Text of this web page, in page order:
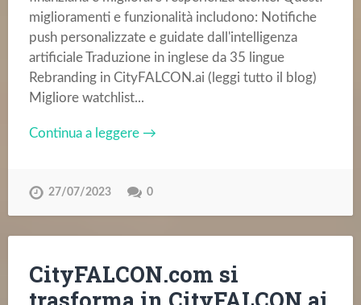
miglioramenti e funzionalità includono: Notifiche
push personalizzate e guidate dall'intelligenza
artificiale Traduzione in inglese da 35 lingue
Rebranding in CityFALCON.ai (leggi tutto il blog)
Migliore watchlist...
Continua a leggere →
27/07/2023 0
CityFALCON.com si